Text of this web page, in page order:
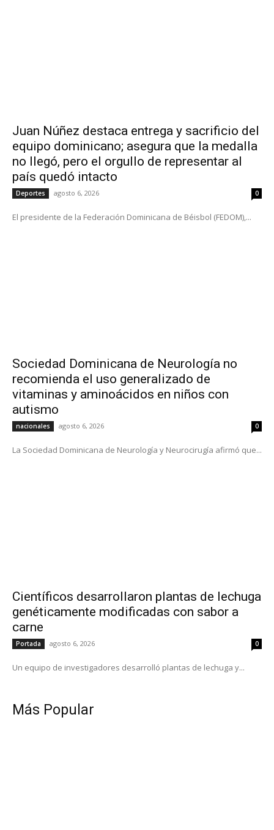
Juan Núñez destaca entrega y sacrificio del
equipo dominicano; asegura que la medalla
no llegó, pero el orgullo de representar al
país quedó intacto
Deportes agosto 6, 2026 0
El presidente de la Federación Dominicana de Béisbol (FEDOM),...
Sociedad Dominicana de Neurología no
recomienda el uso generalizado de
vitaminas y aminoácidos en niños con
autismo
nacionales agosto 6, 2026 0
La Sociedad Dominicana de Neurología y Neurocirugía afirmó que...
Científicos desarrollaron plantas de lechuga
genéticamente modificadas con sabor a
carne
Portada agosto 6, 2026 0
Un equipo de investigadores desarrolló plantas de lechuga y...
Más Popular